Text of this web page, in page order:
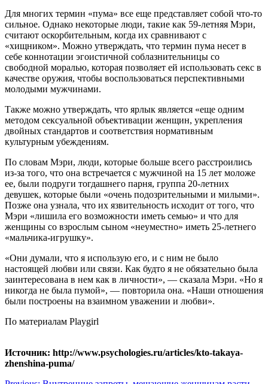
Для многих термин «пума» все еще представляет собой что-то
сильное. Однако некоторые люди, такие как 59-летняя Мэри,
считают оскорбительным, когда их сравнивают с
«хищником». Можно утверждать, что термин пума несет в
себе коннотации эгоистичной соблазнительницы со
свободной моралью, которая позволяет ей использовать секс в
качестве оружия, чтобы воспользоваться перспективными
молодыми мужчинами.
Также можно утверждать, что ярлык является «еще одним
методом сексуальной объективации женщин, укрепления
двойных стандартов и соответствия нормативным
культурным убеждениям.
По словам Мэри, люди, которые больше всего расстроились
из-за того, что она встречается с мужчиной на 15 лет моложе
ее, были подруги тогдашнего парня, группа 20-летних
девушек, которые были «очень подозрительными и милыми».
Позже она узнала, что их язвительность исходит от того, что
Мэри «лишила его возможности иметь семью» и что для
женщины со взрослым сыном «неуместно» иметь 25-летнего
«мальчика-игрушку».
«Они думали, что я использую его, и с ним не было
настоящей любви или связи. Как будто я не обязательно была
заинтересована в нем как в личности», — сказала Мэри. «Но я
никогда не была пумой», — повторила она. «Наши отношения
были построены на взаимном уважении и любви».
По материалам Playgirl
Источник: http://www.psychologies.ru/articles/kto-takaya-
zhenshina-puma/